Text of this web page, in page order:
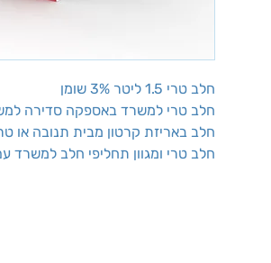
חלב טרי 1.5 ליטר 3% שומן
חלב טרי למשרד באספקה סדירה
חלב באריזת קרטון מבית תנובה או
חלב טרי ומגוון תחליפי חלב למשרד